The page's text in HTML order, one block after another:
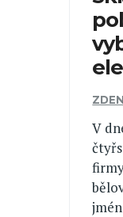
V